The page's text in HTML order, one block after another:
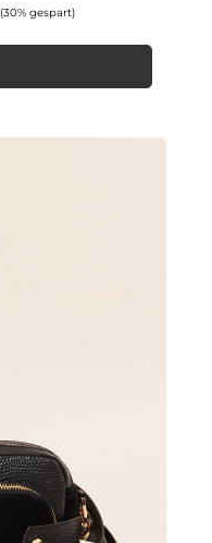
(30% gespart)